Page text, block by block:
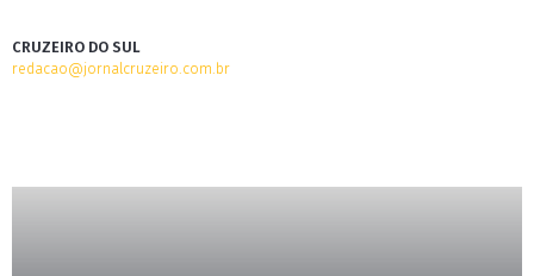
CRUZEIRO DO SUL
redacao@jornalcruzeiro.com.br